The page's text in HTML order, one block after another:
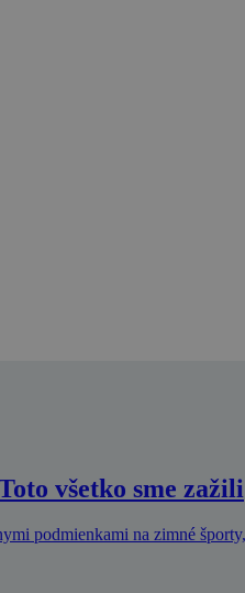
všetko sme zažili
podmienkami na zimné